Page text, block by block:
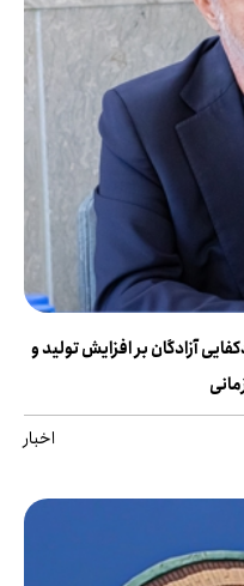
آزادگان بر افزایش تولید و
اخبار